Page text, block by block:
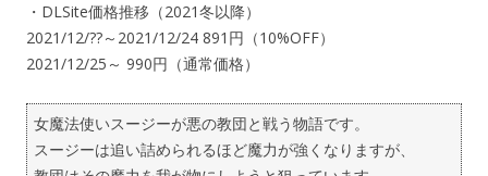
・DLSite価格推移（2021冬以降）
2021/12/??～2021/12/24 891円（10%OFF）
2021/12/25～ 990円（通常価格）
女魔法使いスージーが悪の教団と戦う物語です。
スージーは追い詰められるほど魔力が強くなりますが、